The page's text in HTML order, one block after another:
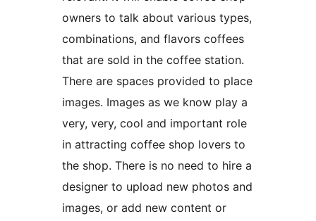
owners to talk about various types,
combinations, and flavors coffees
that are sold in the coffee station.
There are spaces provided to place
images. Images as we know play a
very, very, cool and important role
in attracting coffee shop lovers to
the shop. There is no need to hire a
designer to upload new photos and
images, or add new content or